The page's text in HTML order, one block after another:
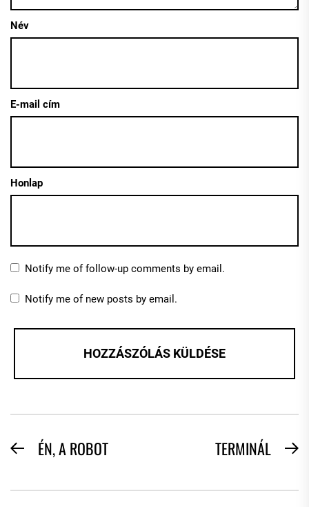
Név
E-mail cím
Honlap
Notify me of follow-up comments by email.
Notify me of new posts by email.
BEJEGYZÉS
PreviousÉN, A ROBOT TERMINÁL